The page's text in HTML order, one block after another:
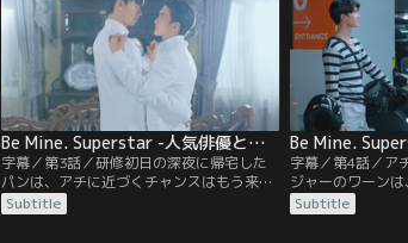
Be Mine. Superstar -人気俳優と犬系スタッフ君- 第03話／字幕
字幕／第3話／研修初日の深夜に帰宅した
パンは、アチに近づくチャンスはもう来な
いかもと母親のソーンに話す。するとソー
ンから返ってきた言葉は…？アチの親友で
Subtitle
字幕／第4話／ア
ジャーのワーン
ついて驚きの情
チをバイクで送
Subtitle